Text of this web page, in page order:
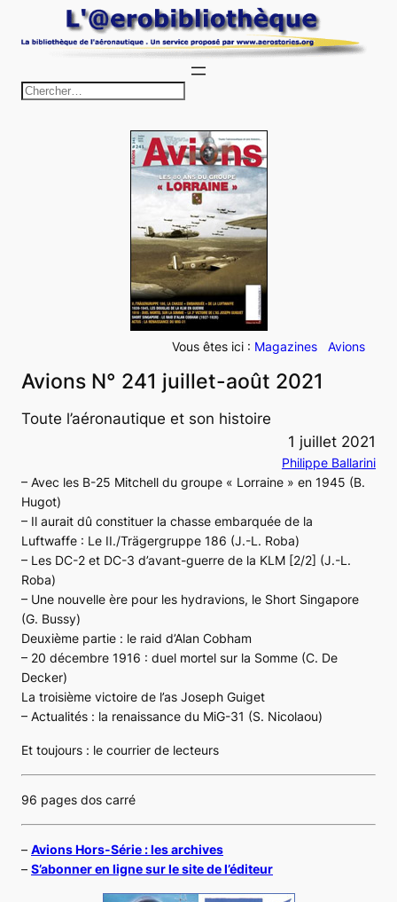
au
c
h
e
r
c
h
e
r
Vous êtes ici : Magazines Avions
Avions N° 241 juillet-août 2021
Toute l’aéronautique et son histoire
1 juillet 2021
Philippe Ballarini
– Avec les B-25 Mitchell du groupe « Lorraine » en 1945 (B.
Hugot)
– Il aurait dû constituer la chasse embarquée de la
Luftwaffe : Le II./Trägergruppe 186 (J.-L. Roba)
– Les DC-2 et DC-3 d’avant-guerre de la KLM [2/2] (J.-L.
Roba)
– Une nouvelle ère pour les hydravions, le Short Singapore
(G. Bussy)
Deuxième partie : le raid d’Alan Cobham
– 20 décembre 1916 : duel mortel sur la Somme (C. De
Decker)
La troisième victoire de l’as Joseph Guiget
– Actualités : la renaissance du MiG-31 (S. Nicolaou)
Et toujours : le courrier de lecteurs
96 pages dos carré
– Avions Hors-Série : les archives
– S’abonner en ligne sur le site de l’éditeur